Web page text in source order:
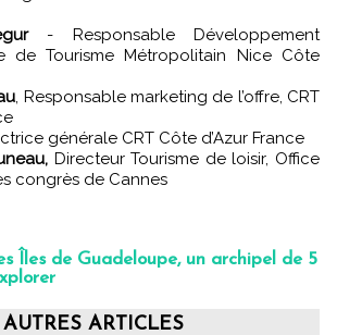
- Responsable Développement
de Tourisme Métropolitain Nice Côte
, Responsable marketing de l’offre, CRT
générale CRT Côte d’Azur France
Directeur Tourisme de loisir, Office
congrès de Cannes
Îles de Guadeloupe, un archipel de 5
AUTRES ARTICLES